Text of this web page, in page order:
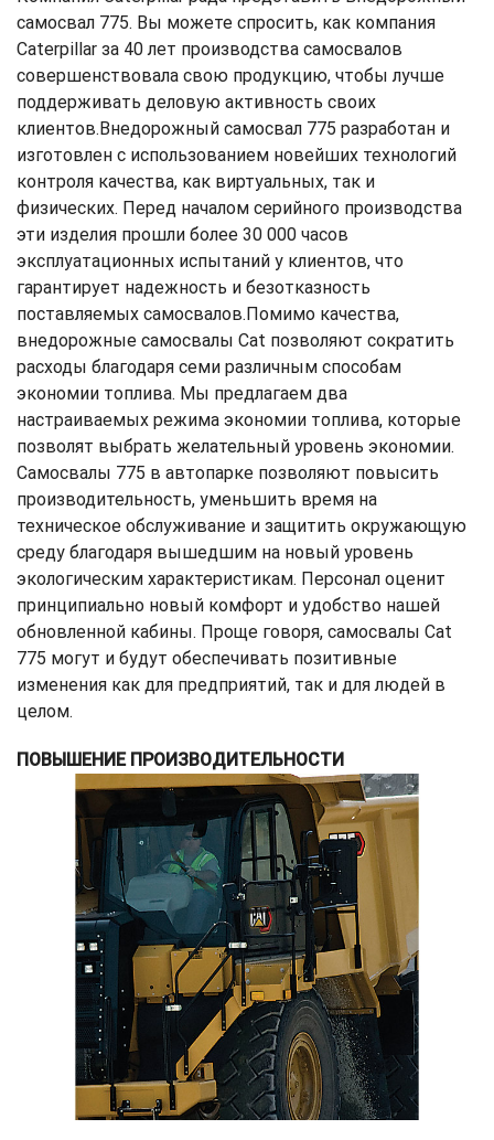
самосвал 775. Вы можете спросить, как компания
Caterpillar за 40 лет производства самосвалов
совершенствовала свою продукцию, чтобы лучше
поддерживать деловую активность своих
клиентов.Внедорожный самосвал 775 разработан и
изготовлен с использованием новейших технологий
контроля качества, как виртуальных, так и
физических. Перед началом серийного производства
эти изделия прошли более 30 000 часов
эксплуатационных испытаний у клиентов, что
гарантирует надежность и безотказность
поставляемых самосвалов.Помимо качества,
внедорожные самосвалы Cat позволяют сократить
расходы благодаря семи различным способам
экономии топлива. Мы предлагаем два
настраиваемых режима экономии топлива, которые
позволят выбрать желательный уровень экономии.
Самосвалы 775 в автопарке позволяют повысить
производительность, уменьшить время на
техническое обслуживание и защитить окружающую
среду благодаря вышедшим на новый уровень
экологическим характеристикам. Персонал оценит
принципиально новый комфорт и удобство нашей
обновленной кабины. Проще говоря, самосвалы Cat
775 могут и будут обеспечивать позитивные
изменения как для предприятий, так и для людей в
целом.
ПОВЫШЕНИЕ ПРОИЗВОДИТЕЛЬНОСТИ